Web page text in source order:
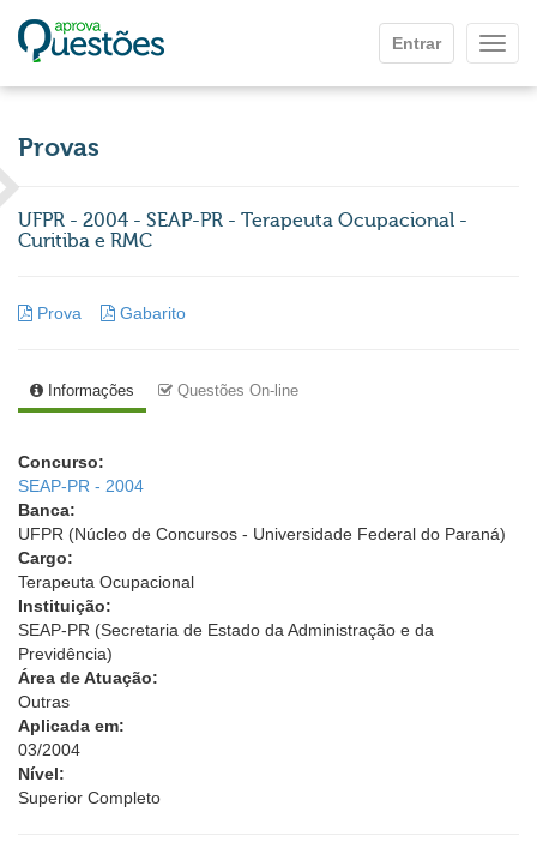
Entrar
Provas
UFPR - 2004 - SEAP-PR - Terapeuta Ocupacional -
Curitiba e RMC
Prova Gabarito
Informações Questões On-line
Concurso:
SEAP-PR - 2004
Banca:
UFPR (Núcleo de Concursos - Universidade Federal do Paraná)
Cargo:
Terapeuta Ocupacional
Instituição:
SEAP-PR (Secretaria de Estado da Administração e da
Previdência)
Área de Atuação:
Outras
Aplicada em:
03/2004
Nível:
Superior Completo